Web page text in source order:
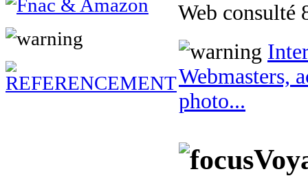
Web consulté
Webmasters,
photo...